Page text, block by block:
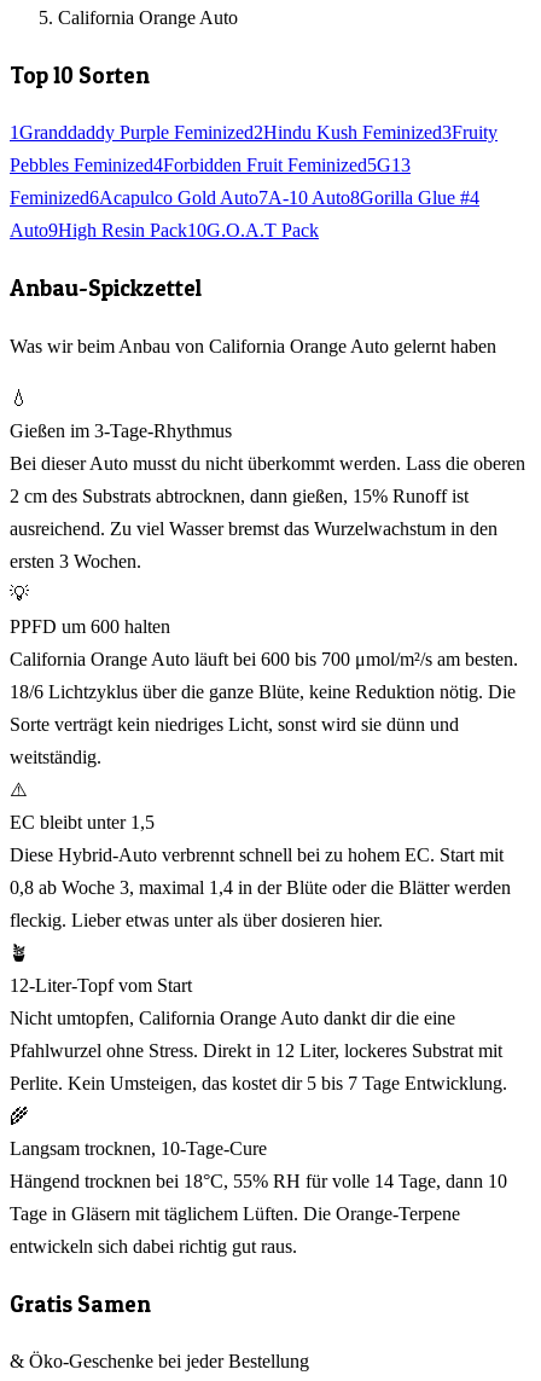
California Orange Auto
Top 10 Sorten
1Granddaddy Purple Feminized2Hindu Kush Feminized3Fruity
Pebbles Feminized4Forbidden Fruit Feminized5G13
Feminized6Acapulco Gold Auto7A-10 Auto8Gorilla Glue #4
Auto9High Resin Pack10G.O.A.T Pack
Anbau-Spickzettel
Was wir beim Anbau von California Orange Auto gelernt haben
💧
Gießen im 3-Tage-Rhythmus
Bei dieser Auto musst du nicht überkommt werden. Lass die oberen
2 cm des Substrats abtrocknen, dann gießen, 15% Runoff ist
ausreichend. Zu viel Wasser bremst das Wurzelwachstum in den
ersten 3 Wochen.
💡
PPFD um 600 halten
California Orange Auto läuft bei 600 bis 700 μmol/m²/s am besten.
18/6 Lichtzyklus über die ganze Blüte, keine Reduktion nötig. Die
Sorte verträgt kein niedriges Licht, sonst wird sie dünn und
weitständig.
⚠️
EC bleibt unter 1,5
Diese Hybrid-Auto verbrennt schnell bei zu hohem EC. Start mit
0,8 ab Woche 3, maximal 1,4 in der Blüte oder die Blätter werden
fleckig. Lieber etwas unter als über dosieren hier.
🪴
12-Liter-Topf vom Start
Nicht umtopfen, California Orange Auto dankt dir die eine
Pfahlwurzel ohne Stress. Direkt in 12 Liter, lockeres Substrat mit
Perlite. Kein Umsteigen, das kostet dir 5 bis 7 Tage Entwicklung.
🌾
Langsam trocknen, 10-Tage-Cure
Hängend trocknen bei 18°C, 55% RH für volle 14 Tage, dann 10
Tage in Gläsern mit täglichem Lüften. Die Orange-Terpene
entwickeln sich dabei richtig gut raus.
Gratis Samen
& Öko-Geschenke bei jeder Bestellung